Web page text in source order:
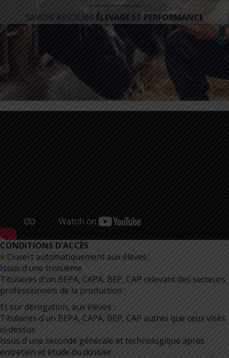
SAVOIR ASSOCIER ÉLEVAGE ET PERFORMANCE
CONDITIONS D'ACCÈS
■ Ouvert automatiquement aux élèves :
Issus d'une troisième
Titulaires d'un BEPA, CAPA, BEP, CAP relevant des secteurs
professionnels de la production
Et sur dérogation, aux élèves :
Titulaires d'un BEPA, CAPA, BEP, CAP autres que ceux visés
ci-dessus
Issus d'une seconde générale et technologique après
entretien et étude du dossier